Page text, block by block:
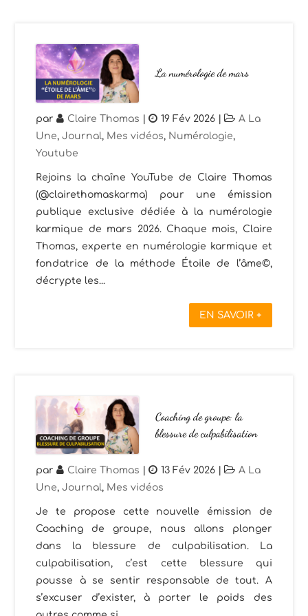
La numérologie de mars
par Claire Thomas | 19 Fév 2026 |
A La
Une,Journal, Mes vidéos, Numérologie,
Youtube
Rejoins la chaîne YouTube de Claire Thomas
(@clairethomaskarma) pour une émission
publique exclusive dédiée à la numérologie
karmique de mars 2026. Chaque mois, Claire
Thomas, experte en numérologie karmique et
fondatrice de la méthode Étoile de l’âme©,
décrypte les...
EN SAVOIR +
Coaching de groupe: la
blessure de culpabilisation
par Claire Thomas | 13 Fév 2026
A La
Une,Journal, Mes vidéos
Je te propose cette nouvelle émission de
Coaching de groupe, nous allons plonger
dans la blessure de culpabilisation. La
culpabilisation, c’est cette blessure qui
pousse à se sentir responsable de tout. A
s’excuser d’exister, à porter le poids des